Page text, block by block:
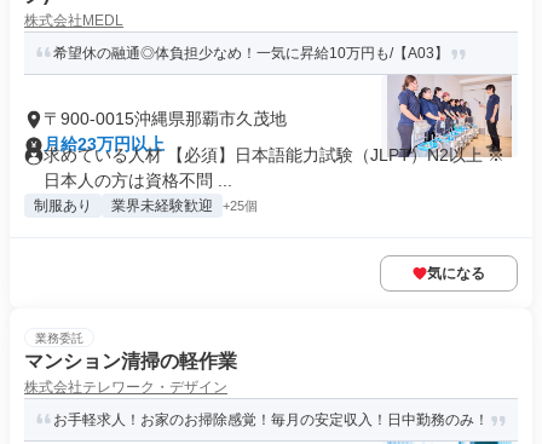
株式会社MEDL
希望休の融通◎体負担少なめ！一気に昇給10万円も/【A03】
〒900-0015沖縄県那覇市久茂地
月給23万円以上
求めている人材 【必須】日本語能力試験（JLPT）N2以上 ※
日本人の方は資格不問 ...
制服あり 業界未経験歓迎 +25個
気になる
業務委託
マンション清掃の軽作業
株式会社テレワーク・デザイン
お手軽求人！お家のお掃除感覚！毎月の安定収入！日中勤務のみ！